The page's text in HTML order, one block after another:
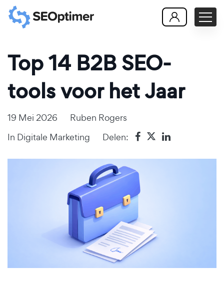
Top 14 B2B SEO-
tools voor het Jaar
19 Mei 2026
Ruben Rogers
In Digitale Marketing Delen: